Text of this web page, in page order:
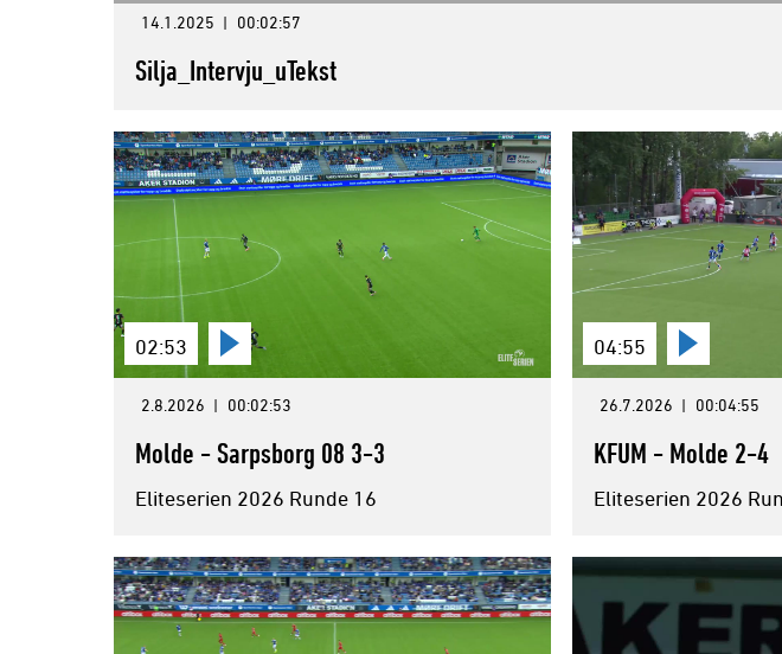
14.1.2025 | 00:02:57
Silja_Intervju_uTekst
02:53
2.8.2026 | 00:02:53
Molde - Sarpsborg 08 3-3
Eliteserien 2026 Runde 16
04:55
26.7.2026 | 00:04:55
KFUM - Molde 2-4
Eliteserien 2026